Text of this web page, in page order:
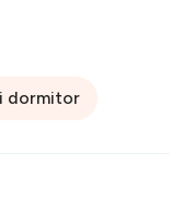
dormitor